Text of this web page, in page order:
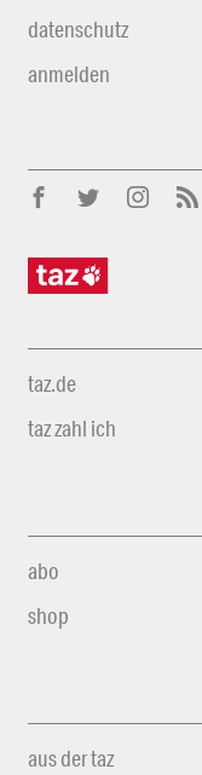
datenschutz
anmelden
taz.de
taz zahl ich
abo
shop
aus der taz